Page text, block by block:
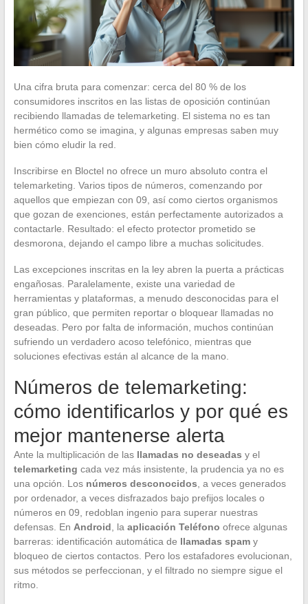
Una cifra bruta para comenzar: cerca del 80 % de los
consumidores inscritos en las listas de oposición continúan
recibiendo llamadas de telemarketing. El sistema no es tan
hermético como se imagina, y algunas empresas saben muy
bien cómo eludir la red.
Inscribirse en Bloctel no ofrece un muro absoluto contra el
telemarketing. Varios tipos de números, comenzando por
aquellos que empiezan con 09, así como ciertos organismos
que gozan de exenciones, están perfectamente autorizados a
contactarle. Resultado: el efecto protector prometido se
desmorona, dejando el campo libre a muchas solicitudes.
Las excepciones inscritas en la ley abren la puerta a prácticas
engañosas. Paralelamente, existe una variedad de
herramientas y plataformas, a menudo desconocidas para el
gran público, que permiten reportar o bloquear llamadas no
deseadas. Pero por falta de información, muchos continúan
sufriendo un verdadero acoso telefónico, mientras que
soluciones efectivas están al alcance de la mano.
Números de telemarketing:
cómo identificarlos y por qué es
mejor mantenerse alerta
Ante la multiplicación de las llamadas no deseadas y el
telemarketing cada vez más insistente, la prudencia ya no es
una opción. Los números desconocidos , a veces generados
por ordenador, a veces disfrazados bajo prefijos locales o
números en 09, redoblan ingenio para superar nuestras
defensas. En Android , la aplicación Teléfono ofrece algunas
barreras: identificación automática de llamadas spamy
bloqueo de ciertos contactos. Pero los estafadores evolucionan,
sus métodos se perfeccionan, y el filtrado no siempre sigue el
ritmo.